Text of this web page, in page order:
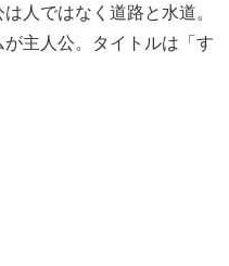
人ではなく道路と水道。
主人公。タイトルは「す